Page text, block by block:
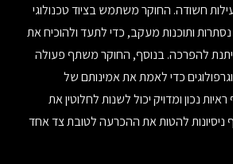
חשודה. החוקר משתמש בציוד טכנולוגי
ותוכנות מעקב, כדי לתעד ולהוכיח את
להפרכה. בנוסף, החוקר משתף פעולה
כדי לאמת את אמינותם של
נכון ומדויק יכול לשנות לחלוטין את
להטות את ההכרעה לטובת צד אחד